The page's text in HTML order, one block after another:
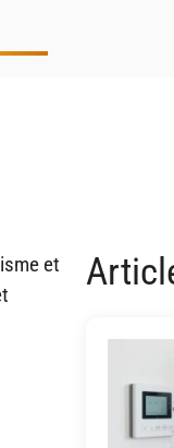
et